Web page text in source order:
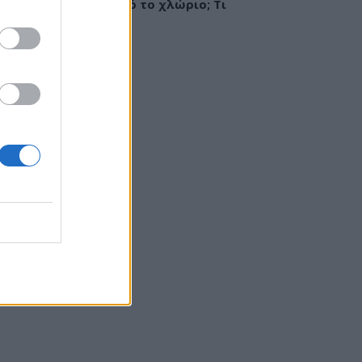
ή ερεθισμός από το χλώριο; Τι